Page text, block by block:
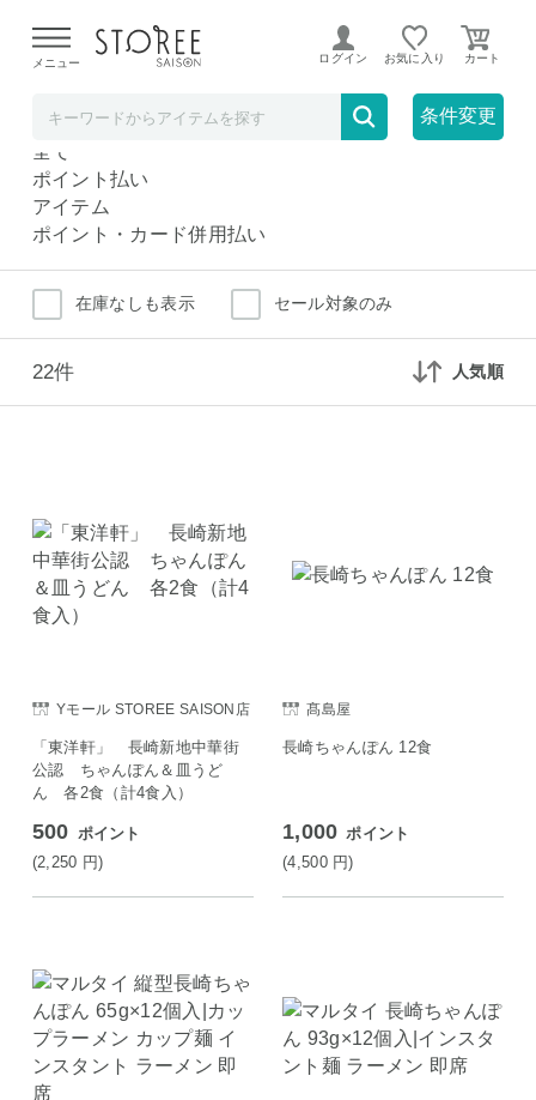
よる配送遅延が発生しております。
メニュー ログイン お気に入り
条件変更
ちゃんぽん
ちゃんぽん
全て
ポイント払い
アイテム
ポイント・カード併用払い
在庫なしも表示 セール対象のみ
22件 人気順
Yモール STOREE SAISON店
「東洋軒」 長崎新地中華街
公認 ちゃんぽん＆皿うど
ん 各2食（計4食入）
500 ポイント
(2,250 円)
髙島屋
長崎ちゃんぽん 12食
1,000 ポイント
(4,500 円)